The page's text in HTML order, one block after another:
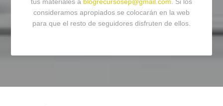
tus materiales a blogrecursosep@gmail.com. Si los
consideramos apropiados se colocarán en la web
para que el resto de seguidores disfruten de ellos.